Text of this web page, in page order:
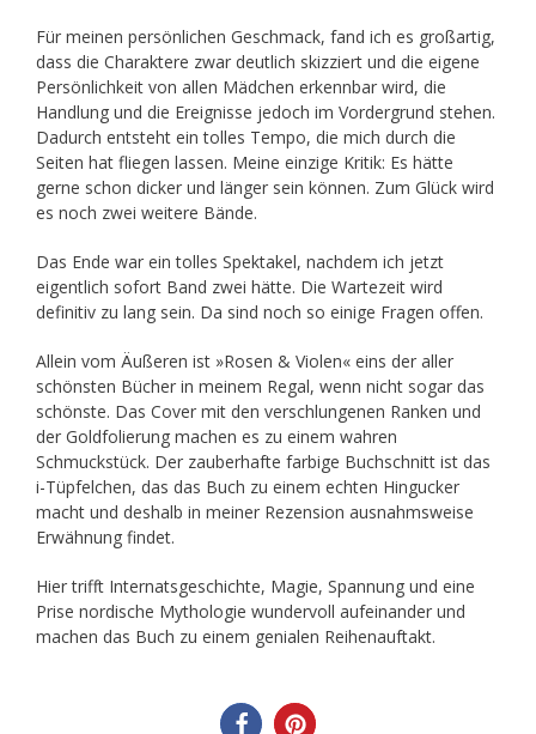
Für meinen persönlichen Geschmack, fand ich es großartig,
dass die Charaktere zwar deutlich skizziert und die eigene
Persönlichkeit von allen Mädchen erkennbar wird, die
Handlung und die Ereignisse jedoch im Vordergrund stehen.
Dadurch entsteht ein tolles Tempo, die mich durch die
Seiten hat fliegen lassen. Meine einzige Kritik: Es hätte
gerne schon dicker und länger sein können. Zum Glück wird
es noch zwei weitere Bände.
Das Ende war ein tolles Spektakel, nachdem ich jetzt
eigentlich sofort Band zwei hätte. Die Wartezeit wird
definitiv zu lang sein. Da sind noch so einige Fragen offen.
Allein vom Äußeren ist »Rosen & Violen« eins der aller
schönsten Bücher in meinem Regal, wenn nicht sogar das
schönste. Das Cover mit den verschlungenen Ranken und
der Goldfolierung machen es zu einem wahren
Schmuckstück. Der zauberhafte farbige Buchschnitt ist das
i-Tüpfelchen, das das Buch zu einem echten Hingucker
macht und deshalb in meiner Rezension ausnahmsweise
Erwähnung findet.
Hier trifft Internatsgeschichte, Magie, Spannung und eine
Prise nordische Mythologie wundervoll aufeinander und
machen das Buch zu einem genialen Reihenauftakt.